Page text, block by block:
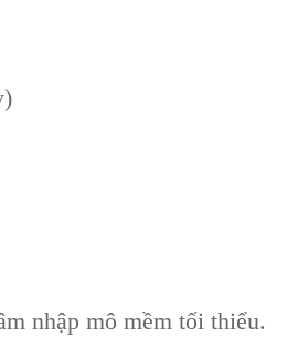
nhập mô mềm tối thiểu.